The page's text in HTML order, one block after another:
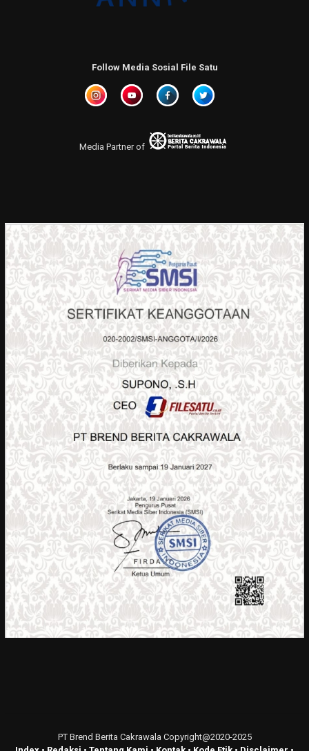
Follow Media Sosial File Satu
Media Partner of
PT Brend Berita Cakrawala Copyright@2020-2025